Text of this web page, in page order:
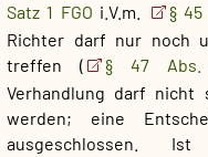
Satz 1 FGO i.V.m. § 45
Richter darf nur noch
treffen (
§ 47 Abs.
Verhandlung darf
werden; eine
ausgeschlossen. Ist